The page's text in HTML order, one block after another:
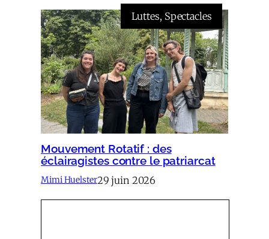
Luttes, Spectacles
Mouvement Rotatif : des
éclairagistes contre le patriarcat
Mimi Huelster29 juin 2026